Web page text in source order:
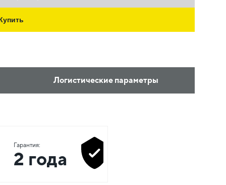
Логистические параметры
Гарантия:
2 года